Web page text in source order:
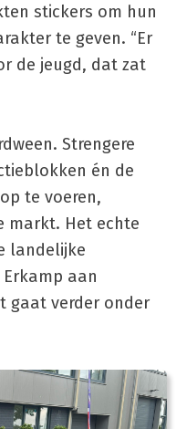
stickers om hun
te geven. “Er
de jeugd, dat zat
Strengere
én de
te voeren,
markt. Het echte
landelijke
aan
gaat verder onder